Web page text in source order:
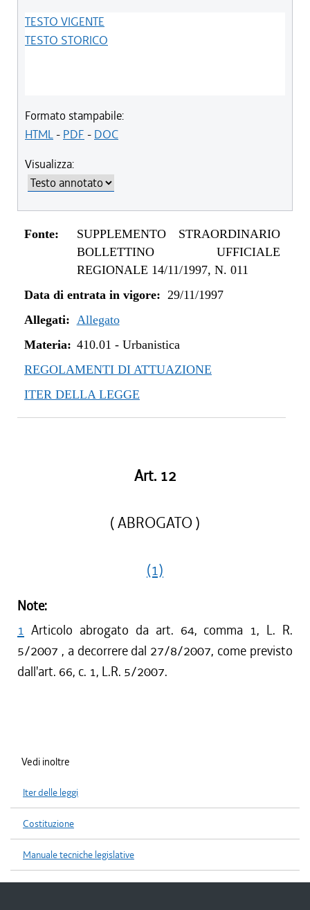
TESTO VIGENTE
TESTO STORICO
Formato stampabile:
HTML- PDF - DOC
Visualizza:
Fonte:
SUPPLEMENTO STRAORDINARIO
BOLLETTINO UFFICIALE
REGIONALE 14/11/1997, N. 011
Data di entrata in vigore: 29/11/1997
Allegati: Allegato
Materia: 410.01 - Urbanistica
REGOLAMENTI DI ATTUAZIONE
ITER DELLA LEGGE
Art. 12
( ABROGATO )
(1)
Note:
1 Articolo abrogato da art. 64, comma 1, L. R.
5/2007 , a decorrere dal 27/8/2007, come previsto
dall'art. 66, c. 1, L.R. 5/2007.
Vedi inoltre
Iter delle leggi
Costituzione
Manuale tecniche legislative